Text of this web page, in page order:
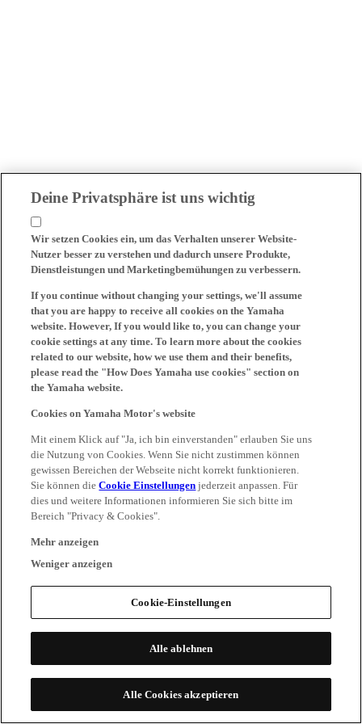
Deine Privatsphäre ist uns wichtig
Wir setzen Cookies ein, um das Verhalten unserer Website-
Nutzer besser zu verstehen und dadurch unsere Produkte,
Dienstleistungen und Marketingbemühungen zu verbessern.
If you continue without changing your settings, we'll assume
that you are happy to receive all cookies on the Yamaha
website. However, If you would like to, you can change your
cookie settings at any time. To learn more about the cookies
related to our website, how we use them and their benefits,
please read the "How Does Yamaha use cookies" section on
the Yamaha website.
Cookies on Yamaha Motor's website
Mit einem Klick auf "Ja, ich bin einverstanden" erlauben Sie uns
die Nutzung von Cookies. Wenn Sie nicht zustimmen können
gewissen Bereichen der Webseite nicht korrekt funktionieren.
Sie können dieCookie Einstellungen jederzeit anpassen. Für
dies und weitere Informationen informieren Sie sich bitte im
Bereich "Privacy & Cookies".
Mehr anzeigen
Weniger anzeigen
Cookie-Einstellungen
Alle ablehnen
Alle Cookies akzeptieren